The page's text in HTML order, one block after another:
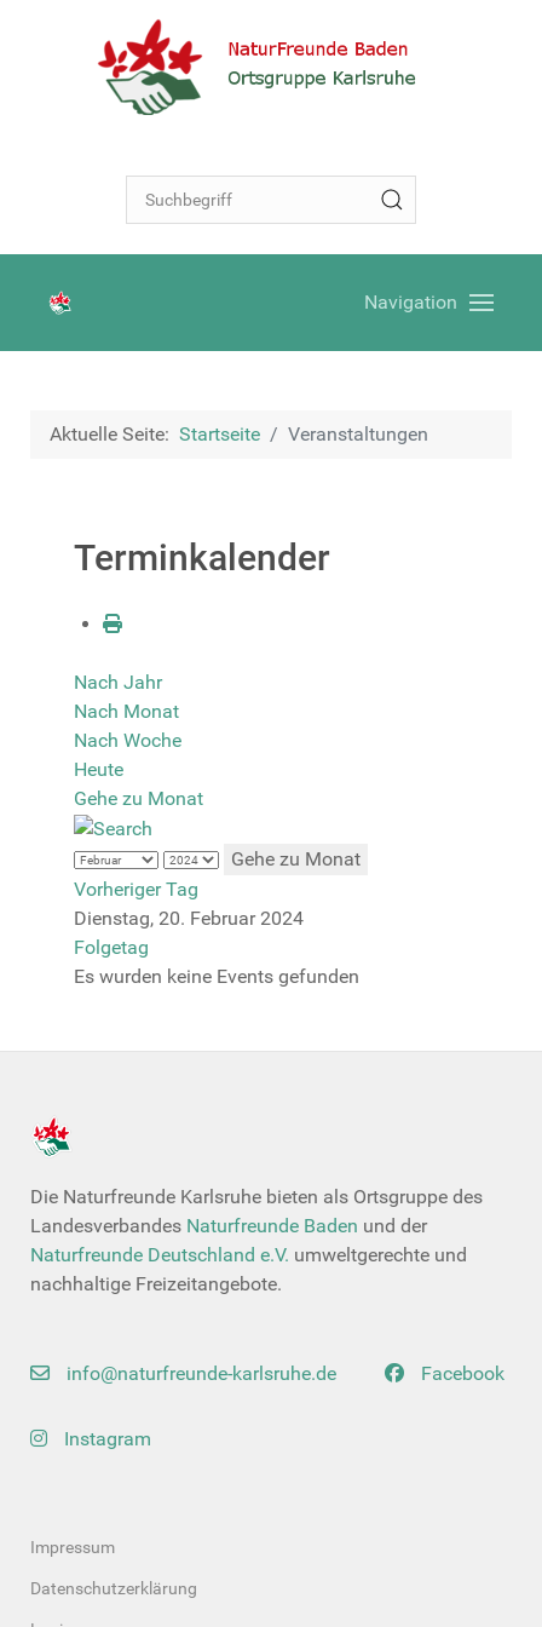
Navigation
Aktuelle Seite: Startseite Veranstaltungen
Terminkalender
Nach Jahr
Nach Monat
Nach Woche
Heute
Gehe zu Monat
Gehe zu Monat
Vorheriger Tag
Dienstag, 20. Februar 2024
Folgetag
Es wurden keine Events gefunden
Die Naturfreunde Karlsruhe bieten als Ortsgruppe des
Landesverbandes Naturfreunde Baden und der
Naturfreunde Deutschland e.V. umweltgerechte und
nachhaltige Freizeitangebote.
info@naturfreunde-karlsruhe.de Facebook
Instagram
Impressum
Datenschutzerklärung